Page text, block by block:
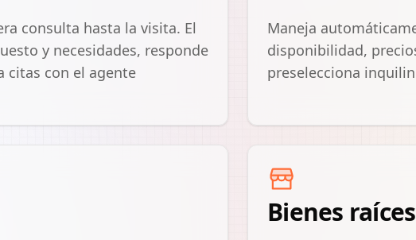
consulta hasta la visita. El
y necesidades, responde
citas con el agente
Maneja
disponibilidad,
preselecciona
Bienes